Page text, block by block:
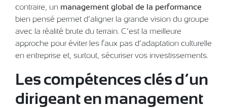
contraire, un management global de la performance
bien pensé permet d’aligner la grande vision du groupe
avec la réalité brute du terrain. C’est la meilleure
approche pour éviter les faux pas d’adaptation culturelle
en entreprise et, surtout, sécuriser vos investissements.
Les compétences clés d’un
dirigeant en management